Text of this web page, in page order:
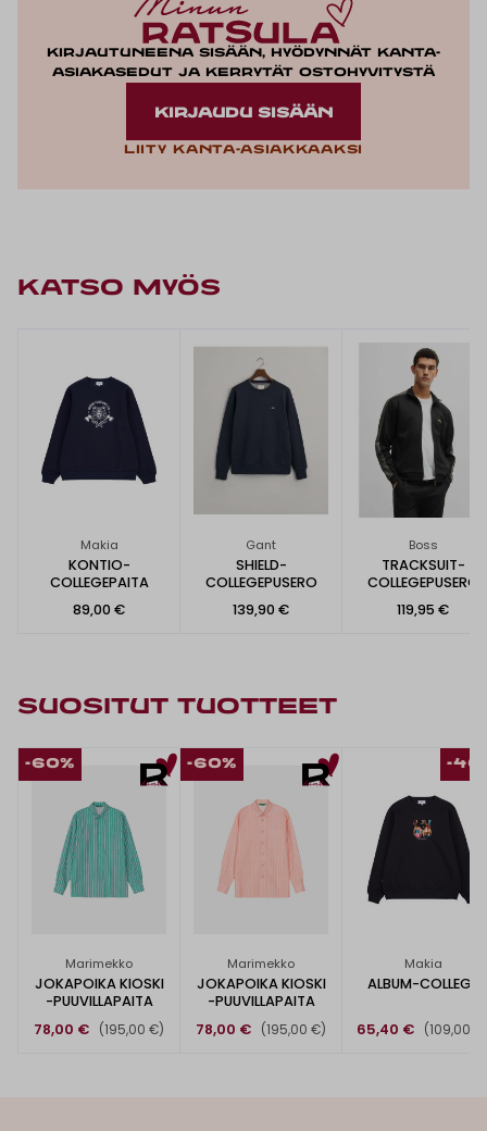
Kirjautuneena sisään, hyödynnät kanta-
asiakasedut ja kerrytät ostohyvitystä
KIRJAUDU SISÄÄN
Liity kanta-asiakkaaksi
KATSO MYÖS
Makia
KONTIO-
COLLEGEPAITA
89,00 €
Gant
SHIELD-
COLLEGEPUSERO
139,90 €
Boss
TRACKSUIT-
COLLEGEPUSERO
119,95 €
SUOSITUT TUOTTEET
-60%
Marimekko
JOKAPOIKA KIOSKI
-PUUVILLAPAITA
78,00 €
(195,00 €)
-60%
Marimekko
JOKAPOIKA KIOSKI
-PUUVILLAPAITA
78,00 €
(195,00 €)
-
Makia
ALBUM-COLLEGE
65,40 € (109,00